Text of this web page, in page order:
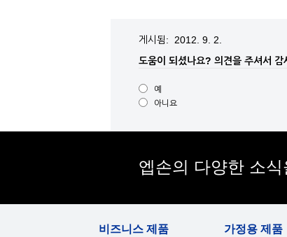
게시됨: 2012. 9. 2.
도움이 되셨나요? 의견을 주셔서 감
예
아니요
엡손의 다양한 소
비즈니스 제품 가정용 제품